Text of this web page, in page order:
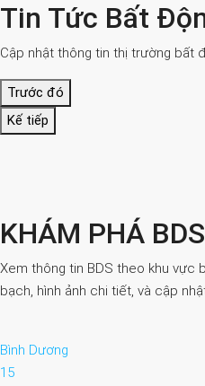
Tin Tức Bất
Cập nhật thông tin thị trường bất
Trước đó
Kế tiếp
KHÁM PHÁ
Xem thông tin BDS theo khu vực
bạch, hình ảnh chi tiết, và cập
Bình Dương
15